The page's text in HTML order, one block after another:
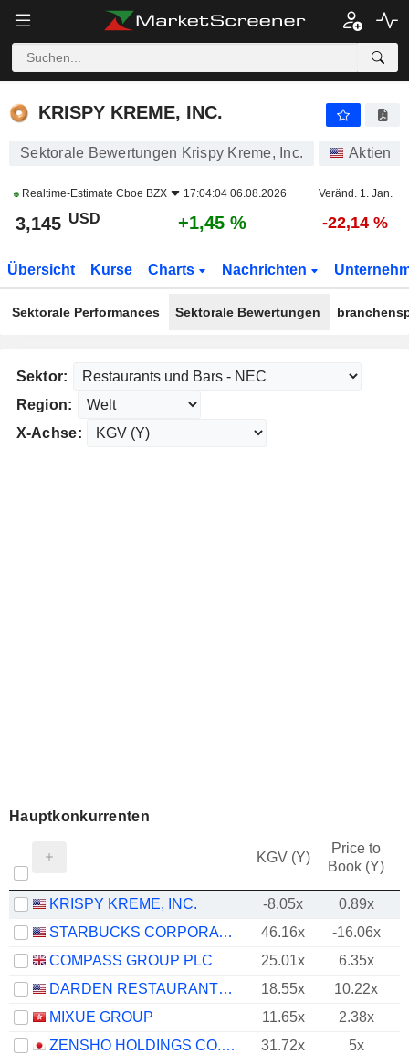
KRISPY KREME, INC.
KRISPY KREME, INC.
Sektorale Bewertungen Krispy Kreme, Inc. Aktien
Realtime-Estimate Cboe BZX 17:04:04 06.08.2026 Veränd. 1. Jan.
3,145 USD +1,45 % -22,14 %
Übersicht Kurse Charts Nachrichten
Sektorale Performances Sektorale Bewertungen
Sektor:
Region:
X-Achse:
Hauptkonkurrenten
KGV (Y)
Price to
Book (Y)
KRISPY KREME, INC. -8.05x
0.89x
STARBUCKS CORPORATION
46.16x
-16.06x
COMPASS GROUP PLC
25.01x
6.35x
DARDEN RESTAURANTS, INC.
18.55x
10.22x
MIXUE GROUP
11.65x
2.38x
ZENSHO HOLDINGS CO., LTD.
31.72x
5x